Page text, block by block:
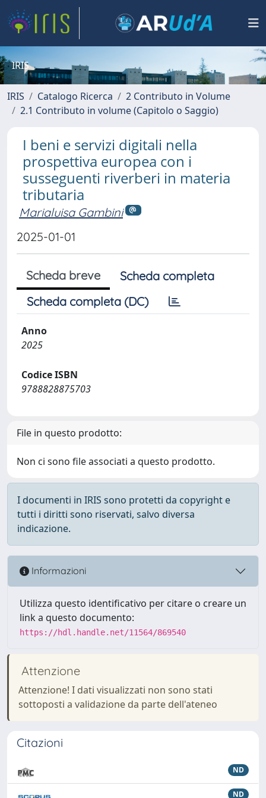
IRIS
IRIS Catalogo Ricerca
2 Contributo in Volume
2.1 Contributo in volume (Capitolo o Saggio)
I beni e servizi digitali nella
prospettiva europea con i
susseguenti riverberi in materia
tributaria
Marialuisa Gambini
2025-01-01
Scheda breve
Scheda completa
Scheda completa (DC)
Anno
2025
Codice ISBN
9788828875703
File in questo prodotto:
Non ci sono file associati a questo prodotto.
I documenti in IRIS sono protetti da copyright e
tutti i diritti sono riservati, salvo diversa
indicazione.
Informazioni
Utilizza questo identificativo per citare o creare un
link a questo documento:
https://hdl.handle.net/11564/869540
Attenzione
Attenzione! I dati visualizzati non sono stati
sottoposti a validazione da parte dell'ateneo
Citazioni
ND
ND